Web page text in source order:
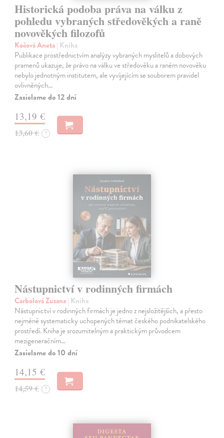
Historická podoba práva na válku z
pohledu vybraných středověkých a raně
novověkých filozofů
Kočová Aneta| Kniha
Publikace prostřednictvím analýzy vybraných myslitelů a dobových
pramenů ukazuje, že právo na válku ve středověku a raném novověku
nebylo jednotným institutem, ale vyvíjejícím se souborem pravidel
ovlivněných…
Zasielame do 12 dní
13,19 €
13,60 € ?
Nástupnictví v rodinných firmách
Carbolová Zuzana| Kniha
Nástupnictví v rodinných firmách je jedno z nejsložitějších, a přesto
nejméně systematicky uchopených témat českého podnikatelského
prostředí. Kniha je srozumitelným a praktickým průvodcem
mezigeneračním…
Zasielame do 10 dní
14,15 €
14,59 € ?